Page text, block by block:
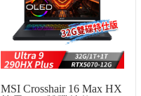
MSI Crosshair 16 Max HX